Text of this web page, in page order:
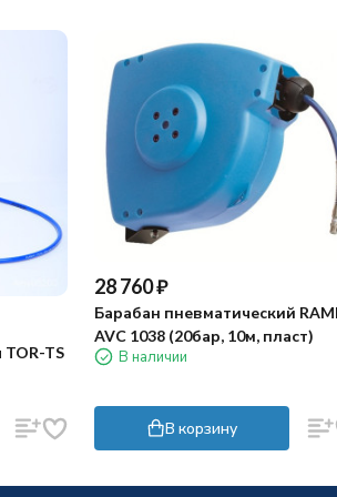
TS
28 760₽
Барабан пневматический
AVC 1038 (20бар, 10м, пласт)
В наличии
В корзину